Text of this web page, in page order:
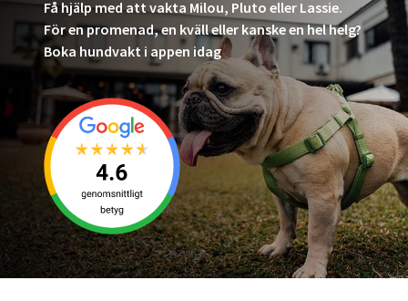
Få hjälp med att vakta Milou, Pluto eller Lassie.
För en promenad, en kväll eller kanske en hel helg?
Boka hundvakt i appen idag